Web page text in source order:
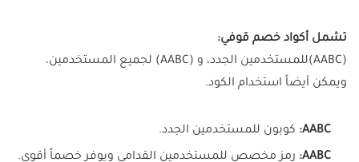
تشمل أكواد خصم قوفي:
(AABC)للمستخدمين الجدد، و (AABC) لجميع المستخدمين،
ويمكن أيضاً استخدام الكود.
AABC: كوبون للمستخدمين الجدد.
AABC: رمز مخصص للمستخدمين القدامى ويوفر خصماً أقوى.